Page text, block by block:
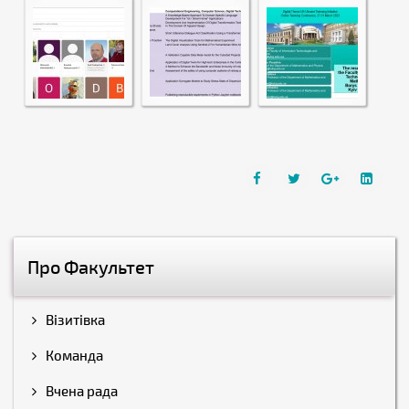
Про Факультет
Візитівка
Команда
Вчена рада